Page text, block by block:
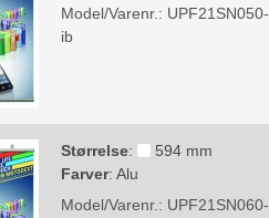
Model/Varenr.: UPF21SN050-
ib
Størrelse:
594 mm
Farver:Alu
Model/Varenr.: UPF21SN060-